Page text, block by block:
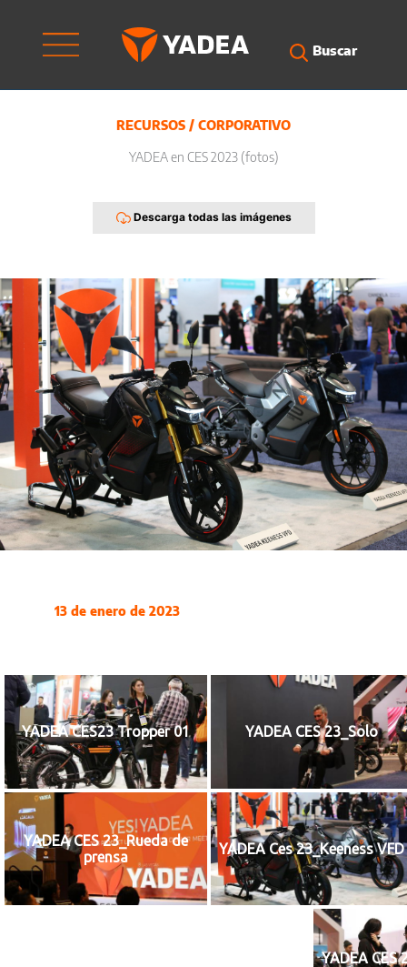
contenido
Buscar
RECURSOS / CORPORATIVO
YADEA en CES 2023 (fotos)
Descarga todas las imágenes
13 de enero de 2023
YADEA CES23 Tropper 01 YADEA CES 23_Solo
YADEA CES 23_Rueda de
prensa
YADEA Ces 23_Keeness VFD
YADEA CES